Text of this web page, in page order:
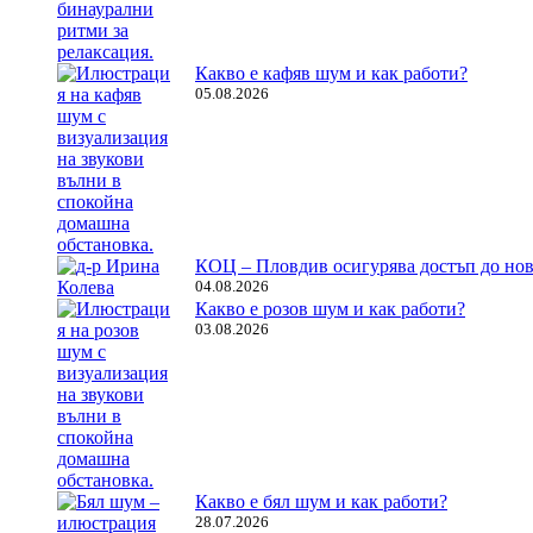
Какво е кафяв шум и как работи?
05.08.2026
КОЦ – Пловдив осигурява достъп до
04.08.2026
Какво е розов шум и как работи?
03.08.2026
Какво е бял шум и как работи?
28.07.2026